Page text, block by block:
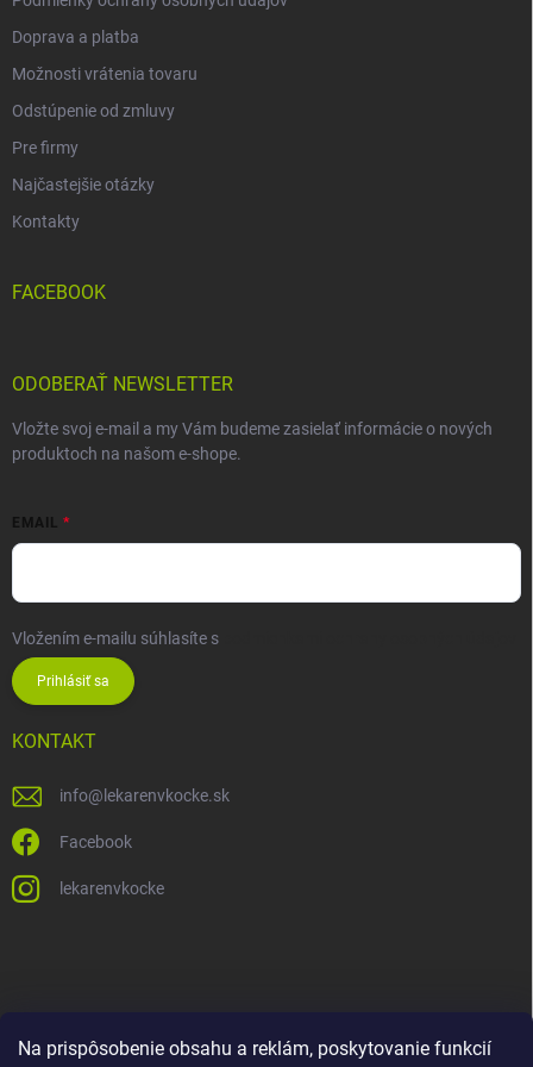
Na prispôsobenie obsahu a reklám, poskytovanie funkcií
Doprava a platba
Možnosti vrátenia tovaru
Odstúpenie od zmluvy
Pre firmy
Najčastejšie otázky
Kontakty
FACEBOOK
ODOBERAŤ NEWSLETTER
Vložte svoj e-mail a my Vám budeme zasielať informácie o nových
produktoch na našom e-shope.
EMAIL
Vložením e-mailu súhlasíte s
Prihlásiť sa
KONTAKT
info@ lekarenvkocke.sk
Facebook
lekarenvkocke